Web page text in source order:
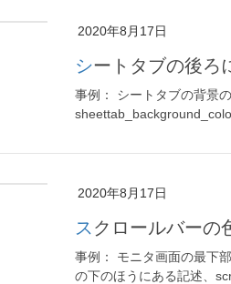
2020年8月17日
シートタブの後
事例： シートタブの背景
2020年8月17日
スクロールバーの
事例： モニタ画面の最下
の下のほうにある記述、